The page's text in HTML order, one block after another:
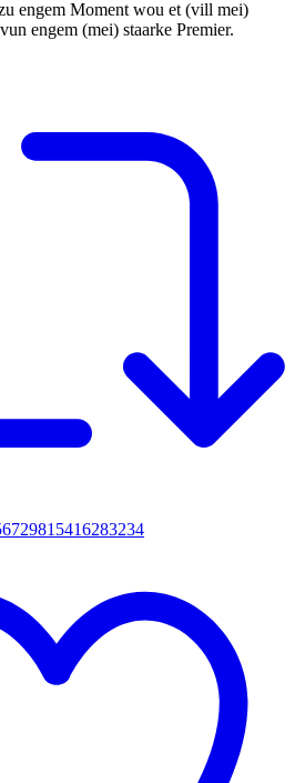
engem Moment wou et (vill mei)
engem (mei) staarke Premier.